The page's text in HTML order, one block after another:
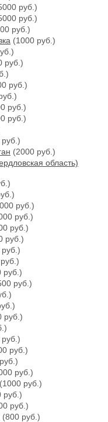
руб.)
руб.)
руб.)
(1000 руб.)
руб.)
руб.)
руб.)
руб.)
(2000 руб.)
область)
руб.)
руб.)
руб.)
руб.)
руб.)
руб.)
руб.)
руб.)
руб.)
(1000 руб.)
руб.)
руб.)
(800 руб.)